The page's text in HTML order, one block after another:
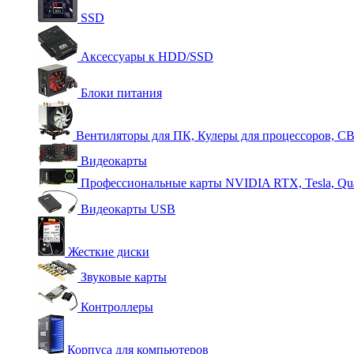
SSD
Аксессуары к HDD/SSD
Блоки питания
Вентиляторы для ПК, Кулеры для процессоров,
Видеокарты
Профессиональные карты NVIDIA RTX, Tesla,
Видеокарты USB
Жесткие диски
Звуковые карты
Контроллеры
Корпуса для компьютеров